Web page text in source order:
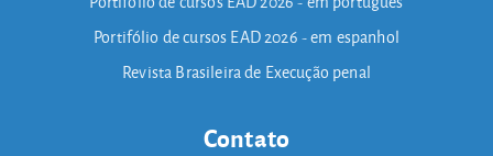
Portifólio de cursos EAD 2026 - em espanhol
Revista Brasileira de Execução penal
Contato